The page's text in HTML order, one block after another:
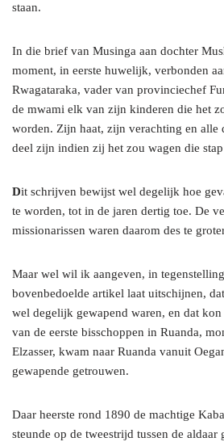
staan.
In die brief van Musinga aan dochter
moment, in eerste huwelijk, verbonden
Rwagataraka, vader van provinciechef
de mwami elk van zijn kinderen die het
worden. Zijn haat, zijn verachting en alle
deel zijn indien zij het zou wagen die stap
Dit schrijven bewijst wel degelijk hoe
te worden, tot in de jaren dertig toe. De
missionarissen waren daarom des te
Maar wel wil ik aangeven, in
bovenbedoelde artikel laat uitschijnen,
wel degelijk gewapend waren, en dat
van de eerste bisschoppen in Ruanda,
Elzasser, kwam naar Ruanda vanuit
gewapende getrouwen.
Daar heerste rond 1890 de machtige
steunde op de tweestrijd tussen de aldaar